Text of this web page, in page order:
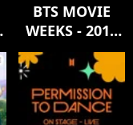
BTS MOVIE
WEEKS - 2019
WORLD TOUR
‘LOVE
YOURSELF:
SPEAK